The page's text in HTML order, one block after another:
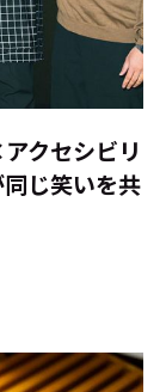
クセシビリ
同じ笑いを共